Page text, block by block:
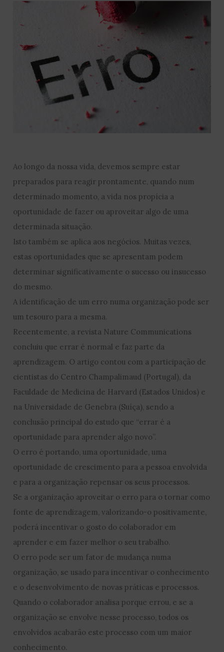
Ao longo da nossa vida, devemos sempre estar
preparados para reagir prontamente, quando num
determinado momento, a vida nos propícia a
oportunidade de fazer ou aproveitar algo de uma
determinada situação.
Isto também se aplica aos negócios. Muitas vezes,
estas oportunidades que se apresentam podem
determinar significativamente o sucesso ou insucesso
do mesmo.
A identificação de um erro numa organização pode ser
um tesouro para a mesma.
Recentemente, a revista Nature Communications
concluiu que errar é normal e faz parte da
aprendizagem. O artigo contou com a participação de
cientistas do Centro Champalimaud (Portugal), da
Faculdade de Medicina de Harvard (Estados Unidos) e
na Universidade de Genebra (Suíça), sendo a
conclusão principal do estudo que “errar é a
oportunidade para aprender algo novo”.
O erro é portando, uma oportunidade, uma
oportunidade de crescimento para a pessoa envolvida
e para a organização repensar os seus processos.
Se a organização aproveitar o erro para o tornar como
fonte de aprendizagem, valorizando-o positivamente,
poderá incentivar o gosto do colaborador em
aprender e em fazer melhor o seu trabalho.
O erro pode ser um fator de mudança numa
organização, se usado para incentivar o conhecimento
e o desenvolvimento de novas práticas e processos.
Quando o colaborador analisa porque errou, e se a
organização se envolve nesse processo, todos os
envolvidos acabarão este processo com um maior
conhecimento.